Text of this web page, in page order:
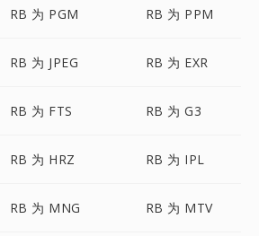
RB 为 PGM RB 为 PPM
RB 为 JPEG RB 为 EXR
RB 为 FTS RB 为 G3
RB 为 HRZ RB 为 IPL
RB 为 MNG RB 为 MTV